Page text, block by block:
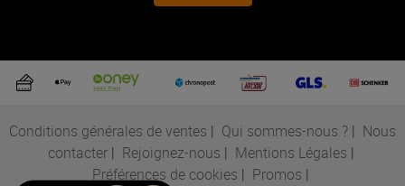
Conditions générales de ventes | Qui sommes-nous ? | Nous
contacter| Rejoignez-nous | Mentions Légales |
Préférences de cookies | Promos |